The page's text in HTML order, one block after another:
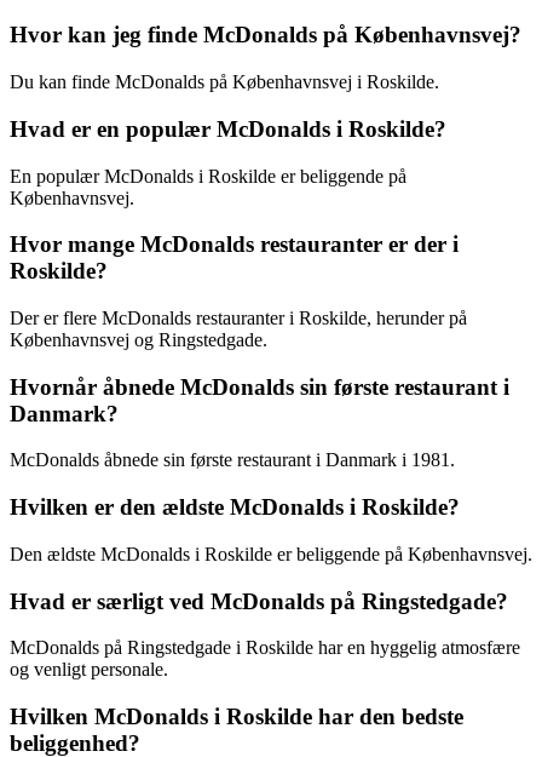
Hvor kan jeg finde McDonalds på Københavnsvej?
Du kan finde McDonalds på Københavnsvej i Roskilde.
Hvad er en populær McDonalds i Roskilde?
En populær McDonalds i Roskilde er beliggende på
Københavnsvej.
Hvor mange McDonalds restauranter er der i
Roskilde?
Der er flere McDonalds restauranter i Roskilde, herunder på
Københavnsvej og Ringstedgade.
Hvornår åbnede McDonalds sin første restaurant i
Danmark?
McDonalds åbnede sin første restaurant i Danmark i 1981.
Hvilken er den ældste McDonalds i Roskilde?
Den ældste McDonalds i Roskilde er beliggende på Københavnsvej.
Hvad er særligt ved McDonalds på Ringstedgade?
McDonalds på Ringstedgade i Roskilde har en hyggelig atmosfære
og venligt personale.
Hvilken McDonalds i Roskilde har den bedste
beliggenhed?